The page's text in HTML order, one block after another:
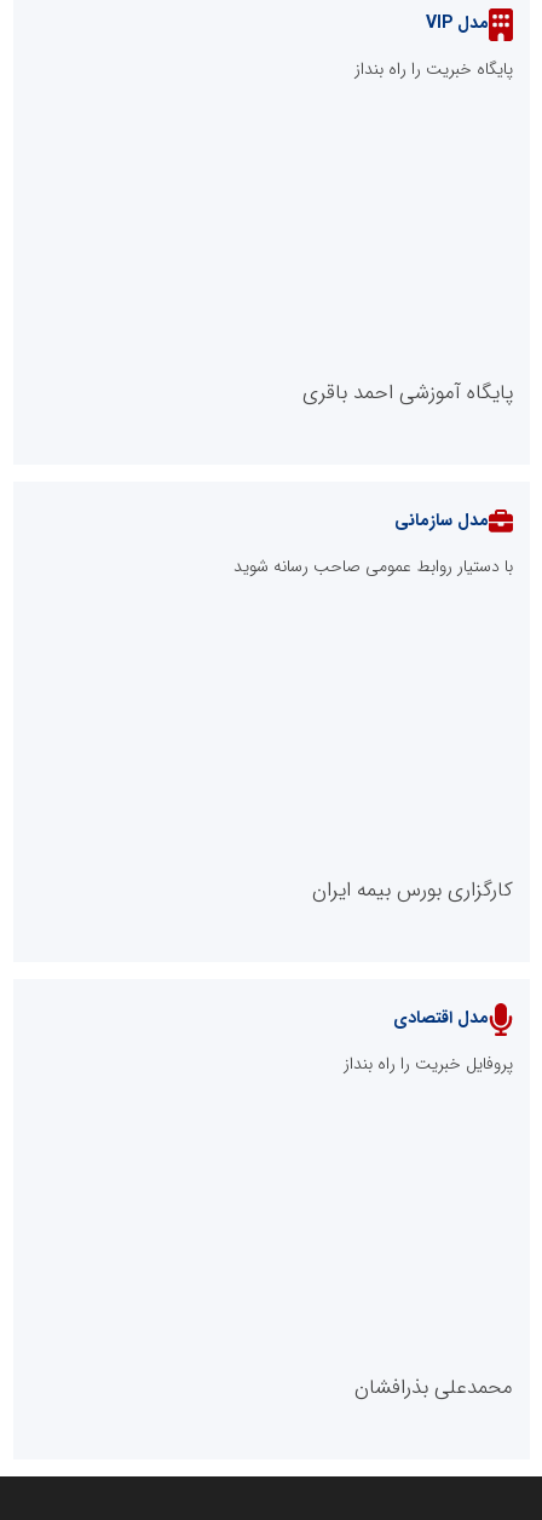
مدل VIP
پایگاه خبریت را راه بنداز
پایگاه آموزشی احمد باقری
پایگاه خبری نهضت ملی مسکن
پایگاه خبری گفتمان یزد
مدل سازمانی
با دستیار روابط عمومی صاحب رسانه شوید
کارگزاری بورس بیمه ایران
مدل اقتصادی
پروفایل خبریت را راه بنداز
محمدعلی بذرافشان